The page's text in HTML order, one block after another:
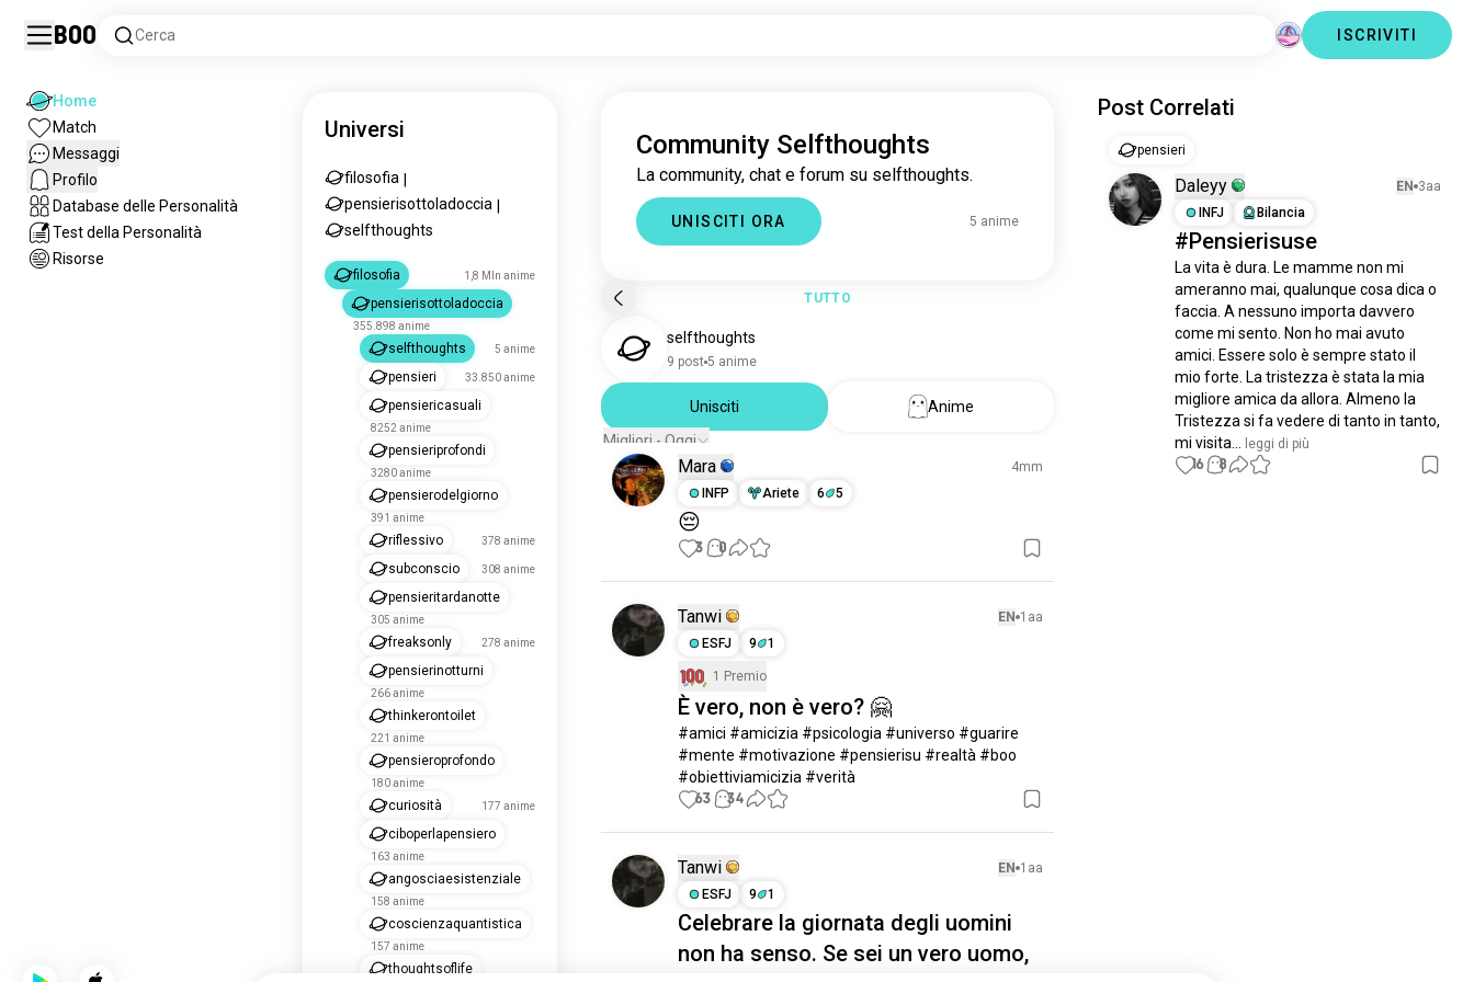
Boo Cerca ISCRIVITI
Home
Match
Messaggi
Profilo
Database delle Personalità
Test della Personalità
Risorse
Universi
filosofia
pensierisottoladoccia
selfthoughts
filosofia 1,8 Mln anime
pensierisottoladoccia
355.898 anime
selfthoughts 5 anime
pensieri 33.850 anime
pensiericasuali
8252 anime
pensieriprofondi
3280 anime
pensierodelgiorno
391 anime
riflessivo 378 anime
subconscio 308 anime
pensieritardanotte
305 anime
freaksonly 278 anime
pensierinotturni
266 anime
thinkerontoilet
221 anime
pensieroprofondo
180 anime
curiosità 177 anime
ciboperlapensiero
163 anime
angosciaesistenziale
158 anime
coscienzaquantistica
157 anime
thoughtsoflife
Community Selfthoughts
La community, chat e forum su selfthoughts.
UNISCITI ORA 5 anime
TUTTO
selfthoughts
9 post 5 anime
Unisciti
Anime
Migliori - Oggi
Mara
4mm
INFP
Ariete 6 5
😔
3 0
Tanwi EN 1aa
ESFJ
9 1
1 Premio
È vero, non è vero? 🤗
#amici #amicizia #psicologia #universo #guarire
#mente #motivazione #pensierisu #realtà #boo
#obiettiviamicizia #verità
63 34
Tanwi EN 1aa
ESFJ
9 1
Celebrare la giornata degli uomini
non ha senso. Se sei un vero uomo,
Post Correlati
pensieri
Daleyy EN 3aa
INFJ
Bilancia
#Pensierisuse
La vita è dura. Le mamme non mi
ameranno mai, qualunque cosa dica o
faccia. A nessuno importa davvero
come mi sento. Non ho mai avuto
amici. Essere solo è sempre stato il
mio forte. La tristezza è stata la mia
migliore amica da allora. Almeno la
Tristezza si fa vedere di tanto in tanto,
mi visita...
leggi di più
16 8